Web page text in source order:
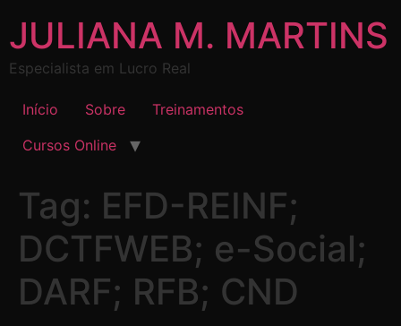
JULIANA M. MARTINS
Especialista em Lucro Real
Início Sobre
Treinamentos
Cursos Online
Tag: EFD-REINF;
DCTFWEB; e-Social;
DARF; RFB; CND